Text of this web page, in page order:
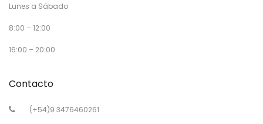
Lunes a Sábado
8:00 – 12:00
16:00 – 20:00
Contacto
(+54)9 3476460261